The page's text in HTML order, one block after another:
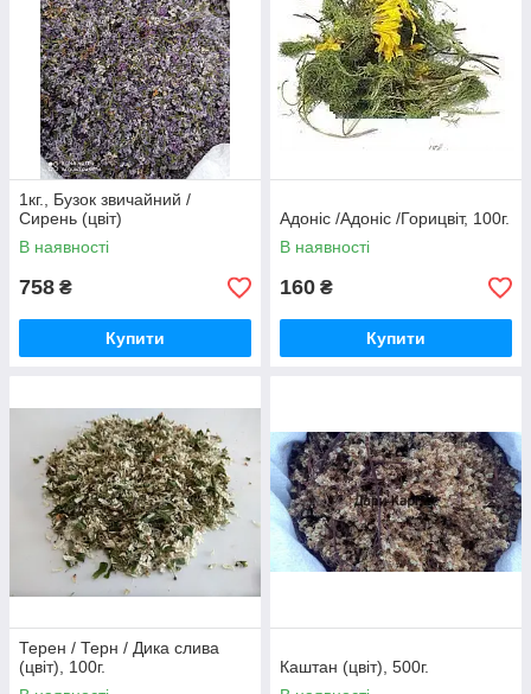
1кг., Бузок звичайний /
Сирень (цвіт)
В наявності
758 ₴
Купити
Адоніс /Адоніс /Горицвіт, 100г.
В наявності
160 ₴
Купити
Терен / Терн / Дика слива
(цвіт), 100г.
Каштан (цвіт), 500г.